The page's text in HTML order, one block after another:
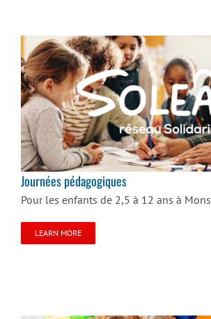
Journées pédagogiques
Journées pédagogiques
Pour les enfants de 2,5 à 12 ans à Mons
LEARN MORE